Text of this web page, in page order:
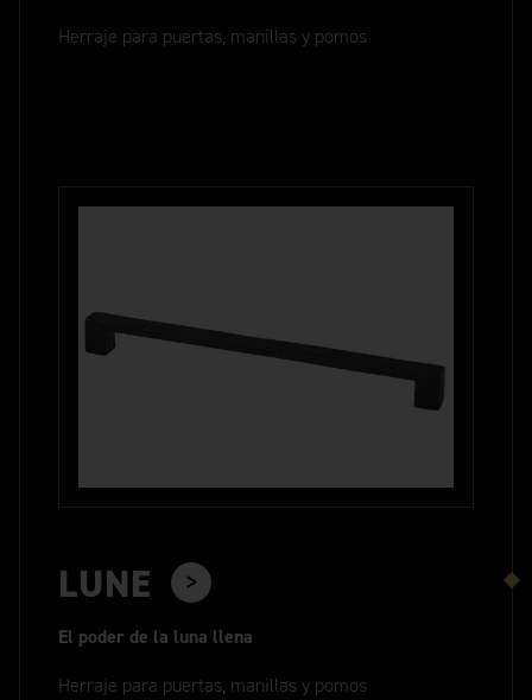
Herraje para puertas, manillas y pomos
LUNE
El poder de la luna llena
Herraje para puertas, manillas y pomos